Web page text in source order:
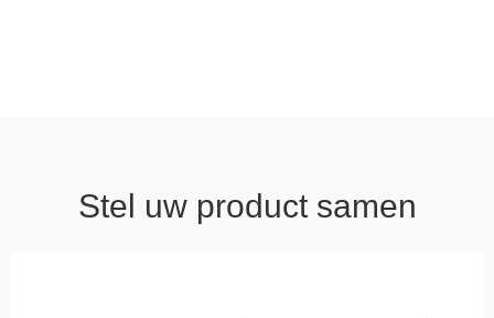
Stel uw product samen